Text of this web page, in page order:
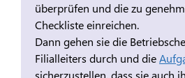
überprüfen und die zu
Checkliste einreichen.
Dann gehen sie die
Filialleiters durch und die
sicherzustellen, dass sie auch